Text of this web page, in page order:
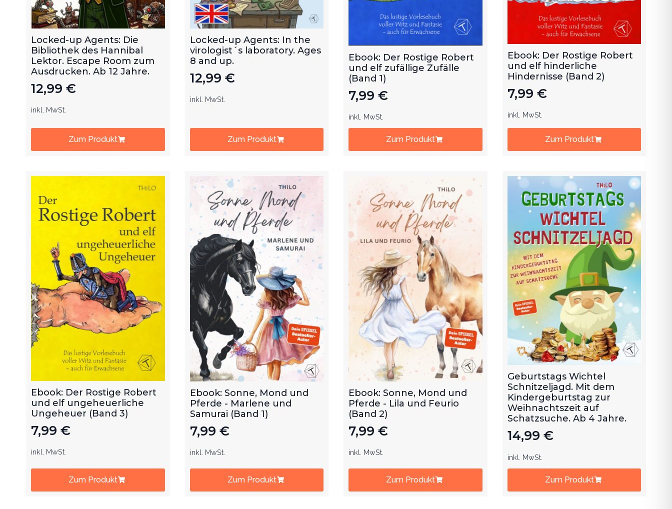
Locked-up Agents: Die
Bibliothek des Hannibal
Lektor. Escape Room zum
Ausdrucken. Ab 12 Jahre.
12,99 €
inkl. MwSt.
Zum Produkt
Locked-up Agents: In the
virologist´s laboratory. Ages
8 and up.
12,99 €
inkl. MwSt.
Zum Produkt
Ebook: Der Rostige Robert
und elf zufällige Zufälle
(Band 1)
7,99 €
inkl. MwSt.
Zum Produkt
Ebook: Der Rostige Robert
und elf hinderliche
Hindernisse (Band 2)
7,99 €
inkl. MwSt.
Zum Produkt
Ebook: Der Rostige Robert
und elf ungeheuerliche
Ungeheuer (Band 3)
7,99 €
inkl. MwSt.
Zum Produkt
Ebook: Sonne, Mond und
Pferde - Marlene und
Samurai (Band 1)
7,99 €
inkl. MwSt.
Zum Produkt
Ebook: Sonne, Mond und
Pferde - Lila und Feurio
(Band 2)
7,99 €
inkl. MwSt.
Zum Produkt
Geburtstags Wichtel
Schnitzeljagd. Mit dem
Kindergeburtstag zur
Weihnachtszeit auf
Schatzsuche. Ab 4 Jahre.
14,99 €
inkl. MwSt.
Zum Produkt